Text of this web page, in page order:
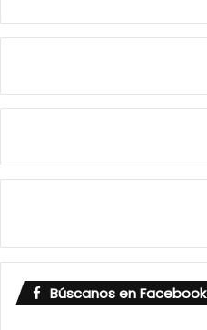
Búscanos en Facebook